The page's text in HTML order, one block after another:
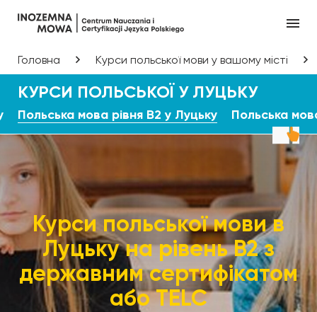
Головна Курси польської мови у вашому місті
КУРСИ ПОЛЬСЬКОЇ У ЛУЦЬКУ
Польська мова рівня B2 у Луцьку Польська
Курси польської мови в
Луцьку на рівень В2 з
державним сертифікатом
або TELC